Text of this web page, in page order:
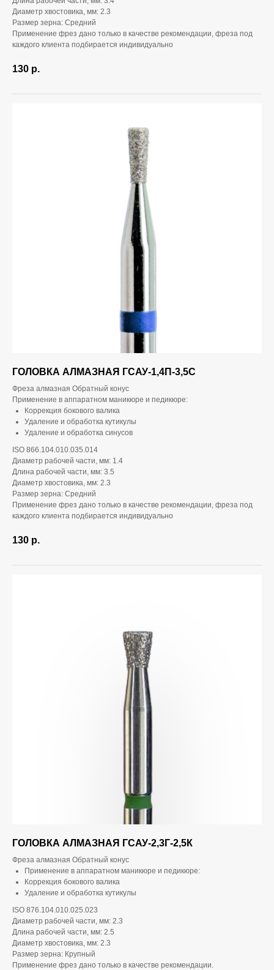
Диаметр хвостовика, мм: 2.3
Размер зерна: Средний
Применение фрез дано только в качестве рекомендации, фреза под
каждого клиента подбирается индивидуально
130 р.
ГОЛОВКА АЛМАЗНАЯ ГСАУ-1,4П-3,5С
Фреза алмазная Обратный конус
Применение в аппаратном маникюре и педикюре:
Коррекция бокового валика
Удаление и обработка кутикулы
Удаление и обработка синусов
ISO 866.104.010.035.014
Диаметр рабочей части, мм: 1.4
Длина рабочей части, мм: 3.5
Диаметр хвостовика, мм: 2.3
Размер зерна: Средний
Применение фрез дано только в качестве рекомендации, фреза под
каждого клиента подбирается индивидуально
130 р.
ГОЛОВКА АЛМАЗНАЯ ГСАУ-2,3Г-2,5К
Фреза алмазная Обратный конус
Применение в аппаратном маникюре и педикюре:
Коррекция бокового валика
Удаление и обработка кутикулы
ISO 876.104.010.025.023
Диаметр рабочей части, мм: 2.3
Длина рабочей части, мм: 2.5
Диаметр хвостовика, мм: 2.3
Размер зерна: Крупный
Применение фрез дано только в качестве рекомендации.